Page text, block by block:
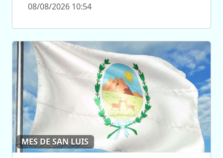
08/08/2026 10:54
MES DE SAN LUIS